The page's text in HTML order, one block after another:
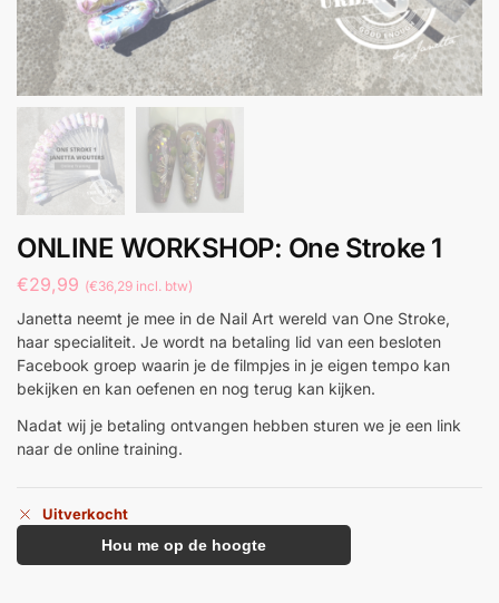
ONLINE WORKSHOP: One Stroke 1
€29,99 (€36,29 incl. btw)
Janetta neemt je mee in de Nail Art wereld van One Stroke,
haar specialiteit. Je wordt na betaling lid van een besloten
Facebook groep waarin je de filmpjes in je eigen tempo kan
bekijken en kan oefenen en nog terug kan kijken.
Nadat wij je betaling ontvangen hebben sturen we je een link
naar de online training.
Uitverkocht
Hou me op de hoogte